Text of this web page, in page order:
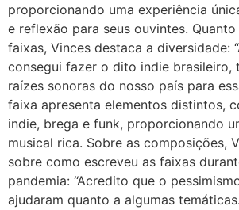
proporcionando uma experiência
e reflexão para seus ouvintes.
faixas, Vinces destaca a diversidade:
consegui fazer o dito indie brasileiro,
raízes sonoras do nosso país para
faixa apresenta elementos distintos,
indie, brega e funk, proporcionando
musical rica. Sobre as composições,
sobre como escreveu as faixas
pandemia: “Acredito que o
ajudaram quanto a algumas